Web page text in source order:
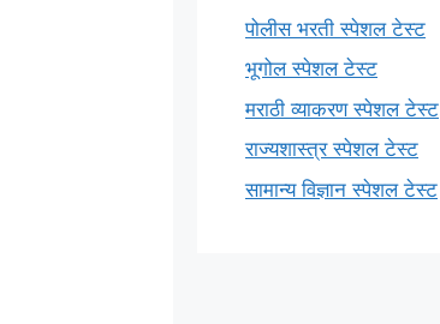
पोलीस भरती स्पेशल टेस्ट
भूगोल स्पेशल टेस्ट
मराठी व्याकरण स्पेशल टेस्ट
राज्यशास्त्र स्पेशल टेस्ट
सामान्य विज्ञान स्पेशल टेस्ट